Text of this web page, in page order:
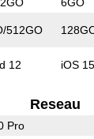
512GO
12 iOS 15
Reseau
Pro